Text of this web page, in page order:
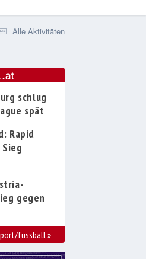
Alle Aktivitäten
schlug
spät
Rapid
gegen
fussball »